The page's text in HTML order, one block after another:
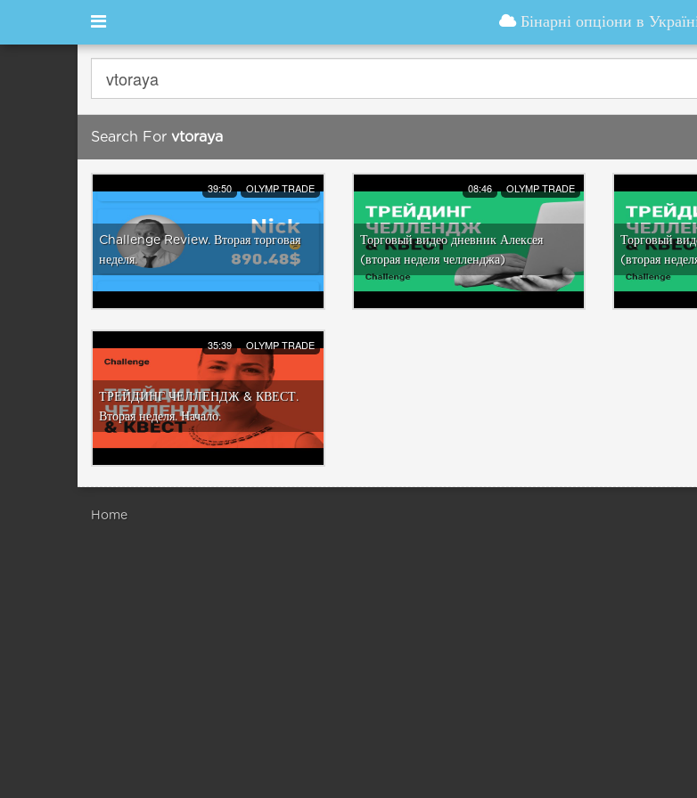
Бінарні опціони в
Search For vtoraya
39:50 OLYMP TRADE
Challenge Review. Вторая торговая
неделя.
08:46 OLYMP TRADE
Торговый видео дневник Алексея
(вторая неделя челленджа)
Торговый
(вторая
35:39 OLYMP TRADE
ТРЕЙДИНГ ЧЕЛЛЕНДЖ & КВЕСТ.
Вторая неделя. Начало.
Home